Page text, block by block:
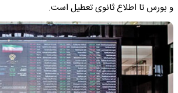
و بورس تا اطلاع ثانوی تعطیل است.